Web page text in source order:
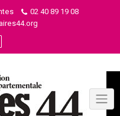
02 40 89 19 08